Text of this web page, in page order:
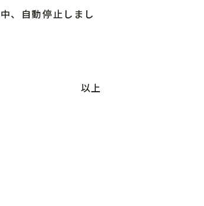
、自動停止しまし
以上